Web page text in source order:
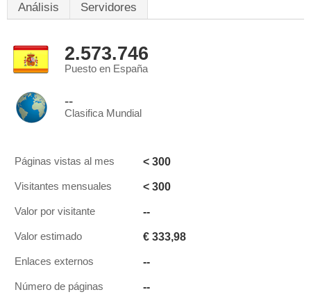
Análisis Servidores
2.573.746
Puesto en España
--
Clasifica Mundial
Páginas vistas al mes < 300
Visitantes mensuales < 300
Valor por visitante --
Valor estimado € 333,98
Enlaces externos --
Número de páginas --